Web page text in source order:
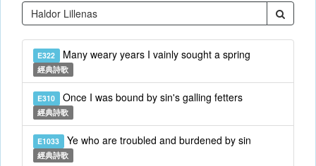
E322 Many weary years I vainly sought a spring
經典詩歌
E310 Once I was bound by sin's galling fetters
經典詩歌
E1033 Ye who are troubled and burdened by sin
經典詩歌